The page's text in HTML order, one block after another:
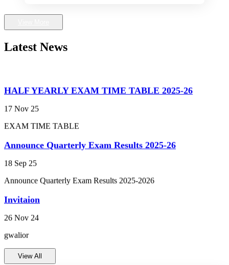
2024
High School Exam 2024
व्यक्तित्व विकास शिविर 2024-25
ANNUAL RESULT 2023-24 FOR CLASS 9TH
2023-24)
(प्रायोगिक परीक्षा 2023-24 कक्षा 9वीं और 11वीं)
2023-24 कक्षा 10वीं और 12वीं)
Latest News
17 Nov 25
EXAM TIME TABLE
18 Sep 25
Announce Quarterly Exam Results 2025-2026
26 Nov 24
gwalior
View All